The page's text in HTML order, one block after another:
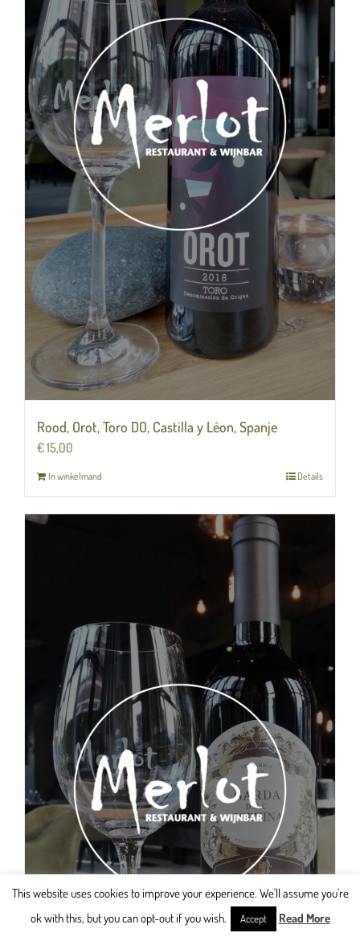
Rood, Orot, Toro DO, Castilla y Léon, Spanje
€15,00
In winkelmand Details
This website uses cookies to improve your experience. We'll assume you're
ok with this, but you can opt-out if you wish.
Accept Read More